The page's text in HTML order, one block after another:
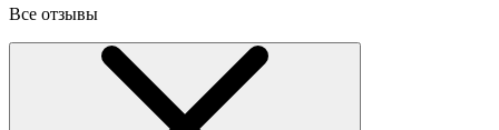
Все отзывы